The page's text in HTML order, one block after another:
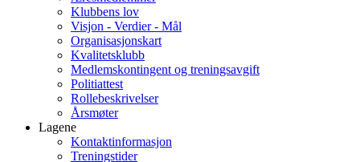
Klubbens lov
Visjon - Verdier - Mål
Organisasjonskart
Kvalitetsklubb
Medlemskontingent og treningsavgift
Politiattest
Rollebeskrivelser
Årsmøter
Lagene
Kontaktinformasjon
Treningstider